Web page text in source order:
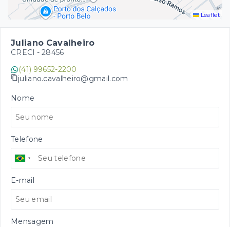
Leaflet
Juliano Cavalheiro
CRECI - 28456
(41) 99652-2200
juliano.cavalheiro@gmail.com
Nome
Telefone
E-mail
Mensagem